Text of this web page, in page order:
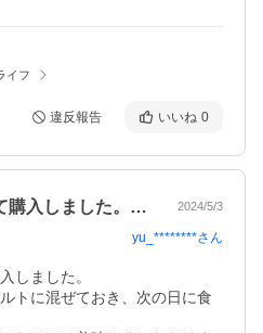
イフ
違反報告 いいね 0
無農薬無添加に惹かれて購入しました。前… 2024/5/3
yu_********さん
しました。
トに混ぜておき、次の日に食